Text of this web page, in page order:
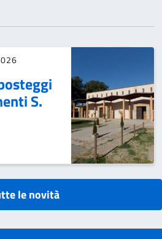
S.
PER FESTEGGIAMENTI S.
le novità